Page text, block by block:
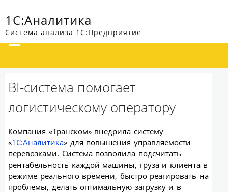
1С:Аналитика
Система анализа 1С:Предприятие
BI-система помогает
логистическому оператору
Компания «Транском» внедрила систему
«1С:Аналитика» для повышения управляемости
перевозками. Система позволила подсчитать
рентабельность каждой машины, груза и клиента в
режиме реального времени, быстро реагировать на
проблемы, делать оптимальную загрузку и в